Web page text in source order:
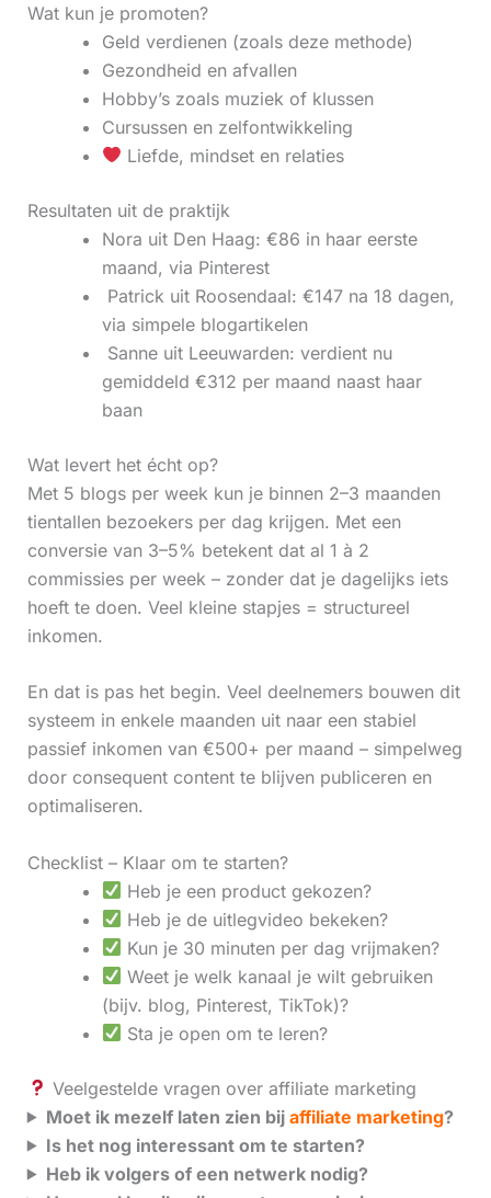
Wat kun je promoten?
Geld verdienen (zoals deze methode)
Gezondheid en afvallen
Hobby’s zoals muziek of klussen
Cursussen en zelfontwikkeling
Liefde, mindset en relaties
Resultaten uit de praktijk
Nora uit Den Haag: €86 in haar eerste
maand, via Pinterest
‍ Patrick uit Roosendaal: €147 na 18 dagen,
via simpele blogartikelen
‍ Sanne uit Leeuwarden: verdient nu
gemiddeld €312 per maand naast haar
baan
Wat levert het écht op?
Met 5 blogs per week kun je binnen 2–3 maanden
tientallen bezoekers per dag krijgen. Met een
conversie van 3–5% betekent dat al 1 à 2
commissies per week – zonder dat je dagelijks iets
hoeft te doen. Veel kleine stapjes = structureel
inkomen.
En dat is pas het begin. Veel deelnemers bouwen dit
systeem in enkele maanden uit naar een stabiel
passief inkomen van €500+ per maand – simpelweg
door consequent content te blijven publiceren en
optimaliseren.
Checklist – Klaar om te starten?
Heb je een product gekozen?
Heb je de uitlegvideo bekeken?
Kun je 30 minuten per dag vrijmaken?
Weet je welk kanaal je wilt gebruiken
(bijv. blog, Pinterest, TikTok)?
Sta je open om te leren?
Veelgestelde vragen over affiliate marketing
Moet ik mezelf laten zien bij affiliate marketing?
Is het nog interessant om te starten?
Heb ik volgers of een netwerk nodig?